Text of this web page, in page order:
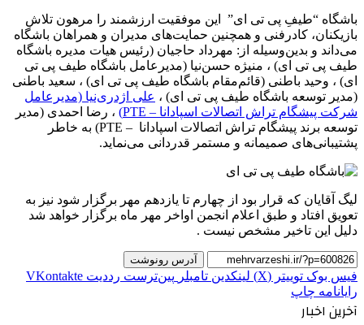
باشگاه “طیفِ پی تی ای” این موفقیت ارزشمند را مرهون تلاش
بازیکنان، کادرفنی و همچنین حمایت‌های مدیران و همراهان باشگاه
می‌داند و بدین‌وسیله از: مهرداد حاجیان (رئیس هیات مدیره باشگاه
طیف پی تی ای) ، منیژه حسن‌نیا (مدیرعامل باشگاه طیف پی تی
ای) ، وحید باطنی (قائم‌مقام باشگاه طیف پی تی ای) ، سعید باطنی
(مدیر توسعه باشگاه طیف پی تی ای) ، علی اژدری‌نیا (مدیرعامل
شرکت پیشگام تراش اتصالات اسپادانا – PTE)
، رضا احمدی (مدیر
توسعه برند پیشگام تراش اتصالات اسپادانا – PTE) به خاطر
پشتیبانی‌های صمیمانه و مستمر قدردانی می‌نماید.
لیگ آقایان که قرار بود از چهارم تا یازدهم مهر برگزار شود نیز به
تعویق افتاد و طبق اعلام انجمن اواخر مهر ماه برگزار خواهد شد
دلیل این تاخیر مشخص نیست .
آدرس رونوشت
فیس بوک توییتر (X) لینکدین ‫تامبلر ‫پین‌ترست ‫رددیت ‫VKontakte
رایانامه چاپ
آخرین اخبار